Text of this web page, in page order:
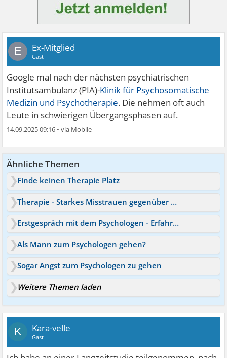
E Ex-Mitglied
Gast
Google mal nach der nächsten psychiatrischen
Institutsambulanz (PIA)-Klinik für Psychosomatische
Medizin und Psychotherapie. Die nehmen oft auch
Leute in schwierigen Übergangsphasen auf.
14.09.2025 09:16 •
Ähnliche Themen
Finde keinen Therapie Platz
Therapie - Starkes Misstrauen gegenüber Psychologen
Erstgespräch mit dem Psychologen - Erfahrungen
Als Mann zum Psychologen gehen?
Sogar Angst zum Psychologen zu gehen
Weitere Themen laden
K Kara-velle
Gast